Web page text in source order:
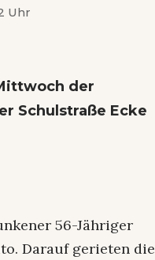
Uhr
der
Schulstraße Ecke
56-Jähriger
Darauf gerieten die